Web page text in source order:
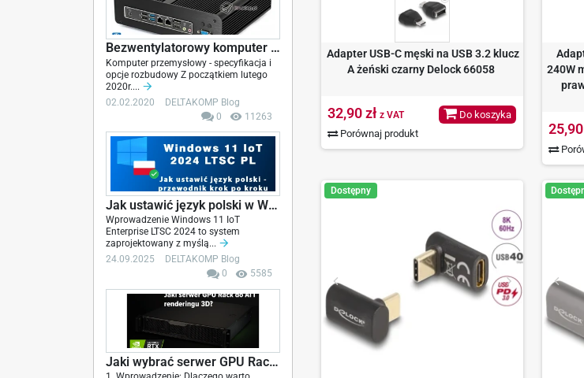
Bezwentylatorowy komputer przemysłowy Core i3-9100
Komputer przemysłowy - specyfikacja i
opcje rozbudowy Z początkiem lutego
2020r....
02.02.2020
DELTAKOMP Blog
11263
0
Jak ustawić język polski w Windows 11 IoT LTSC...
Wprowadzenie Windows 11 IoT
Enterprise LTSC 2024 to system
zaprojektowany z myślą...
24.09.2025
DELTAKOMP Blog
5585
0
Jaki wybrać serwer GPU Rack do AI, renderingu...
Adapter USB-C męski na USB 3.2 klucz
A żeński czarny Delock 66058
32,90 zł z VAT
Porównaj produkt
Do koszyka
240W
25,90
Dostępny